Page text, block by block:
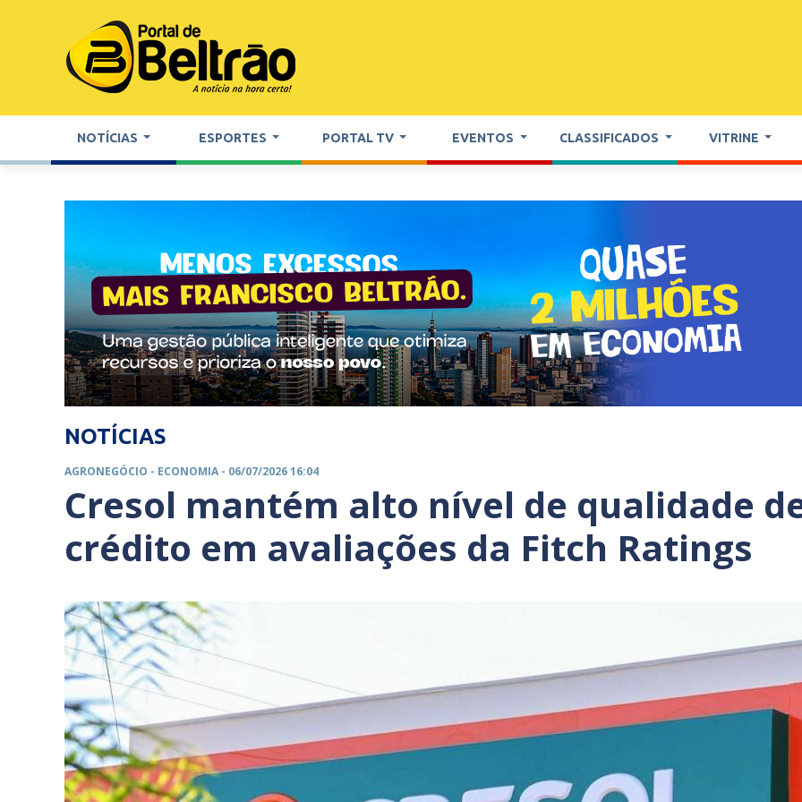
NOTÍCIAS ESPORTES PORTAL TV EVENTOS CLASSIFICADOS VITRINE
NOTÍCIAS
AGRONEGÓCIO - ECONOMIA - 06/07/2026 16:04
Cresol mantém alto nível de qualidade
crédito em avaliações da Fitch Ratings